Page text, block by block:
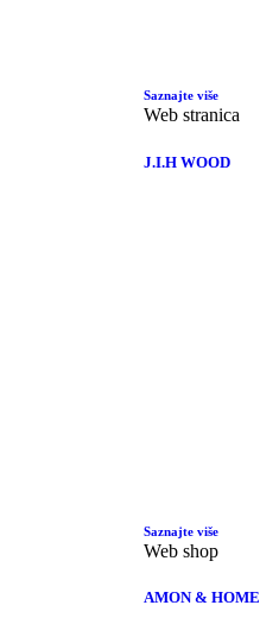
Saznajte više
Web stranica
J.I.H WOOD
Saznajte više
Web shop
AMON & HOME